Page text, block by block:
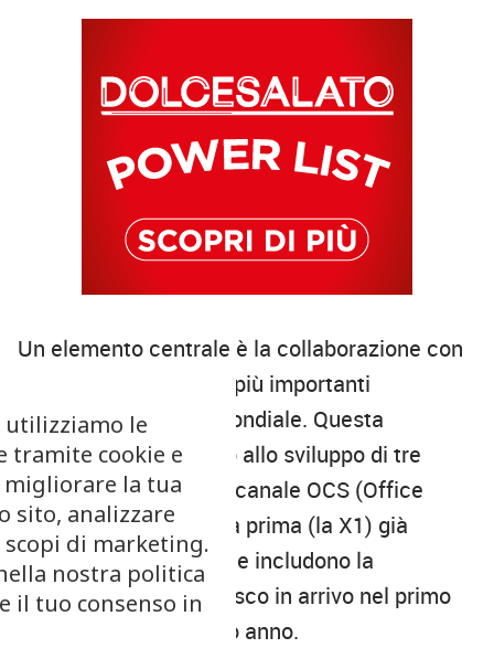
Un elemento centrale è la collaborazione con
, uno dei più importanti
torrefattori a livello mondiale. Questa
partnership ha portato allo sviluppo di tre
macchine dedicate al canale OCS (Office
Coffee Service), con la prima (la X1) già
lanciata e altre due che includono la
produzione di latte fresco in arrivo nel primo
trimestre del prossimo anno.
le
tramite cookie e
la tua
sito, analizzare
di marketing.
nostra politica
il tuo consenso in